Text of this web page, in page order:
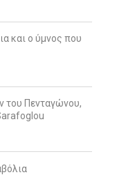
και ο ύμνος που
του Πενταγώνου,